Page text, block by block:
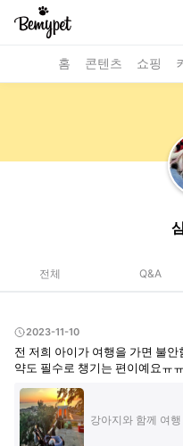
홈 콘텐츠 쇼핑
전체 Q&A
2023-11-10
전 저희 아이가 여행을 가면 불
약도 필수로 챙기는 편이예요ㅠㅠ
강아지와 함께 여